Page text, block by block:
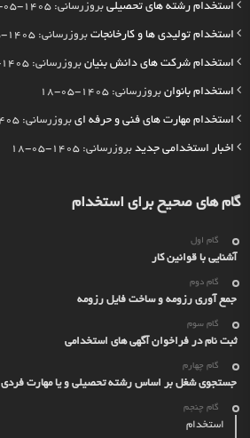
استخدام رشته های تحصیلی بروزرسانی: 1405-05-18
استخدام تولیدی ها و کارخانجات بروزرسانی: 1405-05-18
استخدام شرکت های دانش بنیان بروزرسانی: 1405-05-18
استخدام بانوان بروزرسانی: 1405-05-18
استخدام مهارت های فنی و حرفه ای بروزرسانی: 1405-05-18
اخبار استخدامی جدید بروزرسانی: 1405-05-18
گام های صحیح برای استخدام
گام اول
آشنایی با قوانین کار
گام دوم
جمع آوری رزومه و ساخت فایل رزومه
گام سوم
ثبت نام در فراخوان آگهی های استخدامی
گام چهارم
جستجوی شغل بر اساس رشته تحصیلی و یا مهارت فردی
گام چنجم
استخدام